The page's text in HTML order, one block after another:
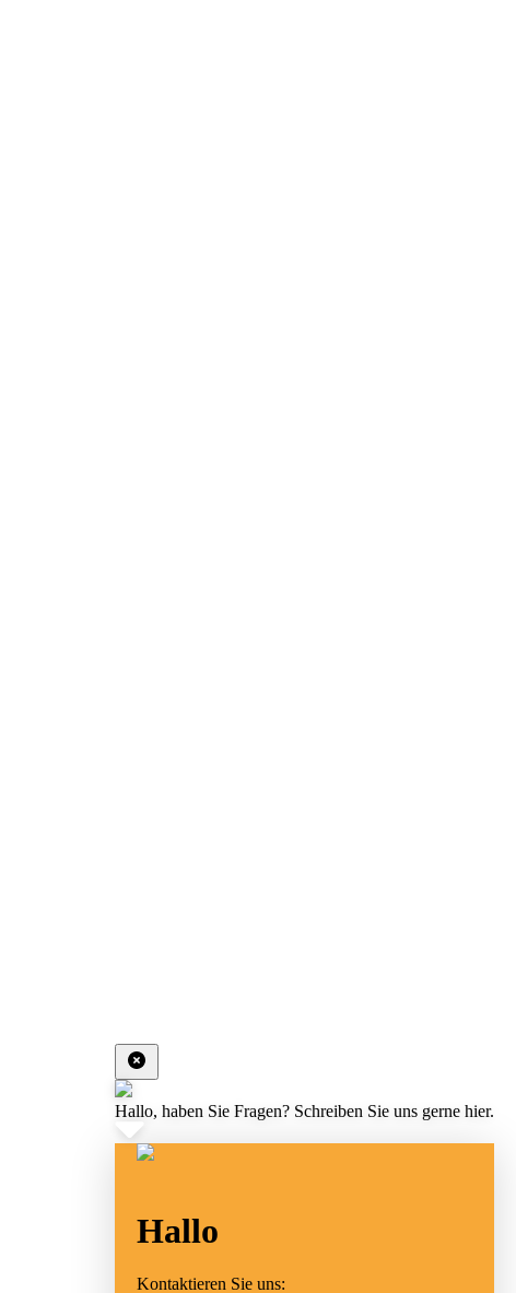
Hallo, haben Sie Fragen? Schreiben Sie uns gerne hier.
Hallo
Kontaktieren Sie uns: